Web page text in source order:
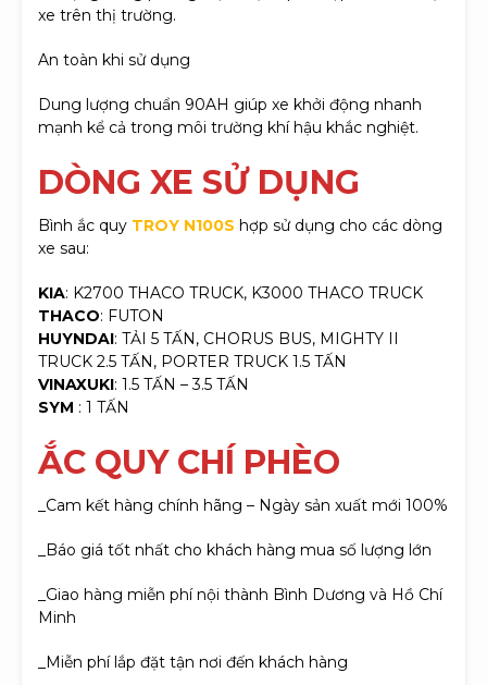
xe trên thị trường.
An toàn khi sử dụng
Dung lượng chuẩn 90AH giúp xe khởi động nhanh
mạnh kể cả trong môi trường khí hậu khắc nghiệt.
DÒNG XE SỬ DỤNG
Bình ắc quy TROY N100S hợp sử dụng cho các dòng
xe sau:
KIA: K2700 THACO TRUCK, K3000 THACO TRUCK
THACO: FUTON
HUYNDAI: TẢI 5 TẤN, CHORUS BUS, MIGHTY II
TRUCK 2.5 TẤN, PORTER TRUCK 1.5 TẤN
VINAXUKI: 1.5 TẤN – 3.5 TẤN
SYM : 1 TẤN
ẮC QUY CHÍ PHÈO
_Cam kết hàng chính hãng – Ngày sản xuất mới 100%
_Báo giá tốt nhất cho khách hàng mua số lượng lớn
_Giao hàng miễn phí nội thành Bình Dương và Hồ Chí
Minh
_Miễn phí lắp đặt tận nơi đến khách hàng